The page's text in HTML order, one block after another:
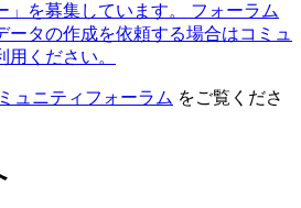
」を募集しています。
フォーラム
ータの作成を依頼する場合はコミュ
ください。
ュニティフォーラム をご覧くださ